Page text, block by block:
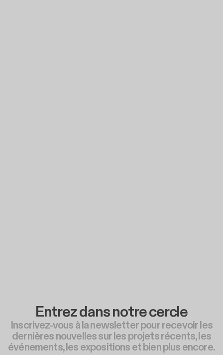
Entrez dans notre cercle
Inscrivez-vous à la newsletter pour recevoir les
dernières nouvelles sur les projets récents, les
événements, les expositions et bien plus encore.